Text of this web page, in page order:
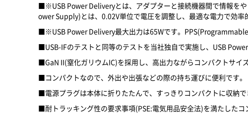
■※USB Power Deliveryとは、アダプターと接続機器間で情報を
ower Supply)とは、0.02V単位で電圧を調整し、最適な電力で効
■※USB Power Delivery最大出力は65Wです。
■USB-IFのテストと同等のテストを当社独自で実施し、USB
■GaN II(窒化ガリウムIC)を採用し、高出力ながらコンパクトサイ
■コンパクトなので、外出や出張などの際の持ち運びに便利です。
■電源プラグは本体に折りたたんで、すっきりコンパクトに収納で
■耐トラッキング性の要求事項(PSE:電気用品安全法)を満たしたコ